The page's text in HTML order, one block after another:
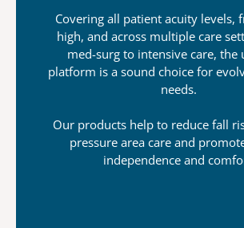
Covering all patient acuity levels,
high, and across multiple care
med-surg to intensive care, the
platform is a sound choice for
needs.
Our products help to reduce fall
pressure area care and
independence and